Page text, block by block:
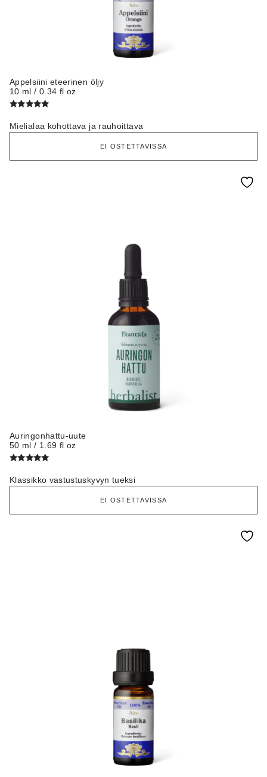
Appelsiini eteerinen öljy
10 ml / 0.34 fl oz
tuotteesta:
4.80/ 5
Mielialaa kohottava ja rauhoittava
EI OSTETTAVISSA
Auringonhattu-uute
50 ml / 1.69 fl oz
tuotteesta:
5.00/ 5
Klassikko vastustuskyvyn tueksi
EI OSTETTAVISSA